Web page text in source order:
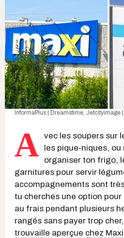
InformaPlus | Dreamstime Jetcityimage
A vec les soupers sur
les pique-niques, ou
organiser ton frigo,
garnitures pour servir
accompagnements sont
tu cherches une option
au frais pendant plusieurs
rangés sans payer trop
trouvaille aperçue chez Maxi